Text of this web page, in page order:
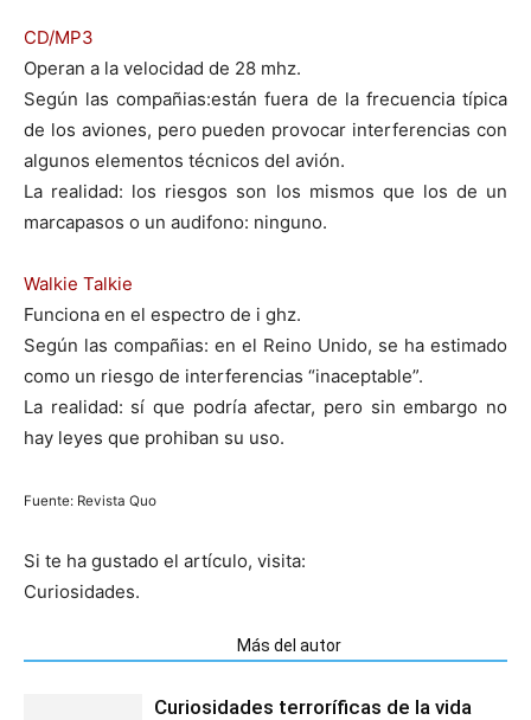
CD/MP3
Operan a la velocidad de 28 mhz.
Según las compañias:están fuera de la frecuencia típica
de los aviones, pero pueden provocar interferencias con
algunos elementos técnicos del avión.
La realidad: los riesgos son los mismos que los de un
marcapasos o un audifono: ninguno.
Walkie Talkie
Funciona en el espectro de i ghz.
Según las compañias: en el Reino Unido, se ha estimado
como un riesgo de interferencias “inaceptable”.
La realidad: sí que podría afectar, pero sin embargo no
hay leyes que prohiban su uso.
Fuente: Revista Quo
Si te ha gustado el artículo, visita:
Curiosidades.
Más del autor
Curiosidades terroríficas de la vida